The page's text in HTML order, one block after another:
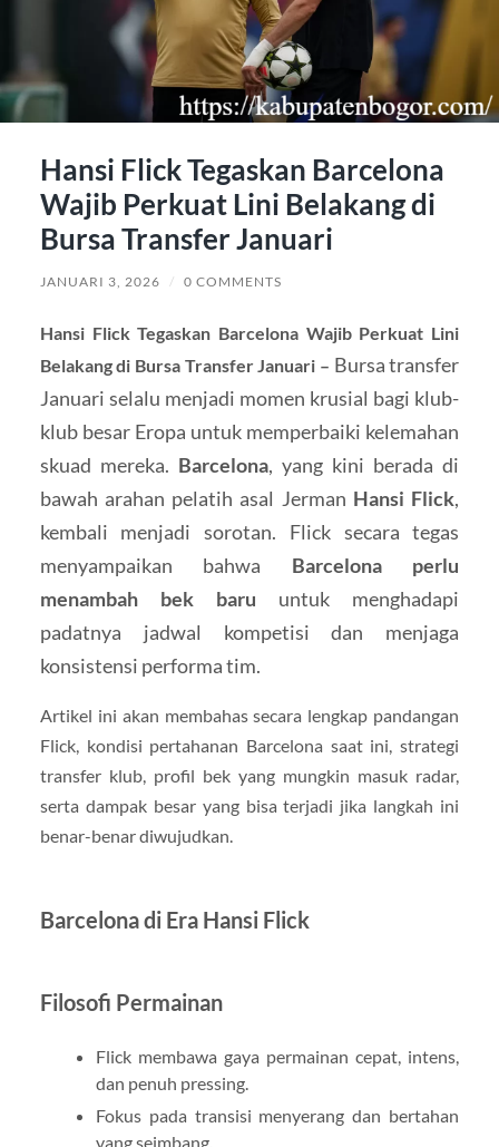
Hansi Flick Tegaskan Barcelona
Wajib Perkuat Lini Belakang di
Bursa Transfer Januari
JANUARI 3, 2026 / 0 COMMENTS
Hansi Flick Tegaskan Barcelona Wajib Perkuat Lini
Belakang di Bursa Transfer Januari – Bursa transfer
Januari selalu menjadi momen krusial bagi klub-
klub besar Eropa untuk memperbaiki kelemahan
skuad mereka. Barcelona, yang kini berada di
bawah arahan pelatih asal Jerman Hansi Flick,
kembali menjadi sorotan. Flick secara tegas
menyampaikan bahwa Barcelona perlu
menambah bek baru untuk menghadapi
padatnya jadwal kompetisi dan menjaga
konsistensi performa tim.
Artikel ini akan membahas secara lengkap pandangan
Flick, kondisi pertahanan Barcelona saat ini, strategi
transfer klub, profil bek yang mungkin masuk radar,
serta dampak besar yang bisa terjadi jika langkah ini
benar-benar diwujudkan.
Barcelona di Era Hansi Flick
Filosofi Permainan
Flick membawa gaya permainan cepat, intens,
dan penuh pressing.
Fokus pada transisi menyerang dan bertahan
yang seimbang.